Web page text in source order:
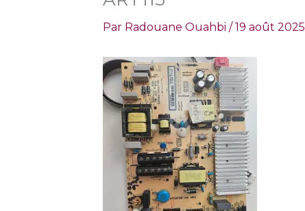
Par Radouane Ouahbi /19 août 2025